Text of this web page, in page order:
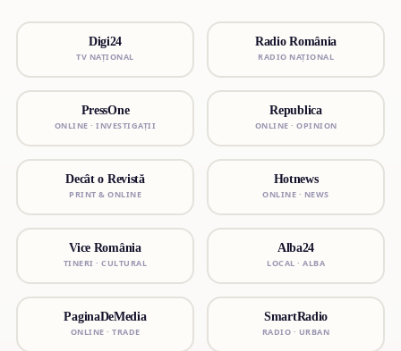
Digi24
TV NAȚIONAL
Radio România
RADIO NAȚIONAL
PressOne
ONLINE · INVESTIGAȚII
Republica
ONLINE · OPINION
Decât o Revistă
PRINT & ONLINE
Hotnews
ONLINE · NEWS
Vice România
TINERI · CULTURAL
Alba24
LOCAL · ALBA
PaginaDeMedia
ONLINE · TRADE
SmartRadio
RADIO · URBAN